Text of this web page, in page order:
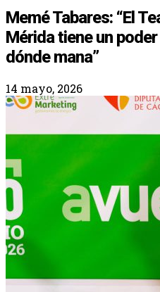
Memé Tabares: “El
Mérida tiene un
dónde mana”
14 mayo, 2026